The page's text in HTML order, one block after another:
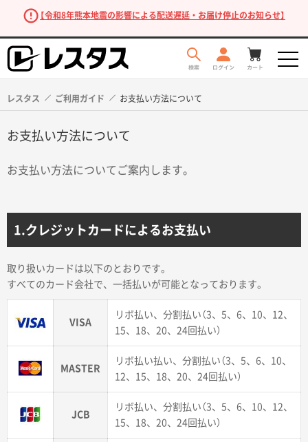
【令和8年熊本地震の影響による配送遅延・お届け停止のお知らせ】
商品を探す
商品カテゴリーから探す
レスタス ご利用ガイド お支払い方法について
お支払い方法について
お支払い方法についてご案内します。
1.クレジットカードによるお支払い
取り扱いカードは以下のとおりです。
すべてのカード会社で、一括払いが可能となっております。
VISA
リボ払い、分割払い（3、5、6、10、12、
15、18、20、24回払い）
MASTER
リボ払い払い、分割払い（3、5、6、10、
12、15、18、20、24回払い）
JCB
リボ払い、分割払い（3、5、6、10、12、
15、18、20、24回払い）